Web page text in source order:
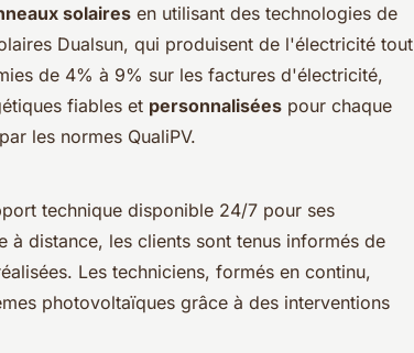
solaires en utilisant des technologies de
Dualsun, qui produisent de l'électricité tout
de 4% à 9% sur les factures d'électricité,
fiables et personnalisées pour chaque
les normes QualiPV.
technique disponible 24/7 pour ses
à distance, les clients sont tenus informés de
Les techniciens, formés en continu,
photovoltaïques grâce à des interventions